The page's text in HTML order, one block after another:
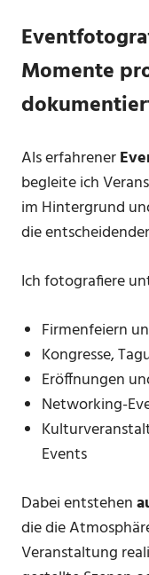
Momente
Als erfahrener
begleite ich
im Hintergrund
die
Ich fotografiere
Firmenfeiern
Kongresse,
Eröffnungen
Networking-
Events
Dabei entstehen
die die
Veranstaltung